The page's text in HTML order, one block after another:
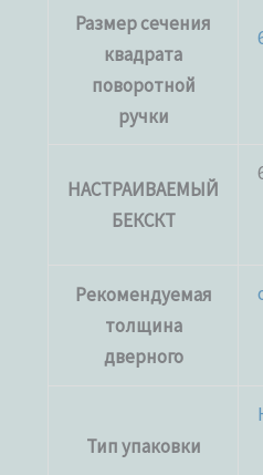
Размер сечения
квадрата
поворотной
ручки
НАСТРАИВАЕМЫЙ
БЕКСКТ
Рекомендуемая
толщина
дверного
Тип упаковки